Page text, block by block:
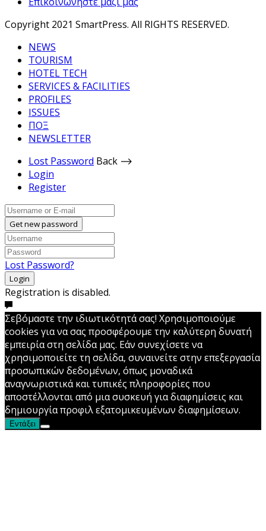
Copyright 2021 SmartPress. All RIGHTS RESERVED.
NEWS
TOURISM
HOTEL TECH
SERVICES & FACILITIES
PROFILES
ISSUES
ΠΟΞ
NEWSLETTER
Lost Password Back ⟶
Login
Register
Get new password
Lost Password?
Login
Registration is disabled.
Σεβόμαστε την ιδιωτικότητά σας! Χρησιμοποιούμε
cookies για να σας προσφέρουμε την καλύτερη δυνατή
εμπειρία στη σελίδα μας. Εάν συνεχίσετε να
χρησιμοποιείτε τη σελίδα, συναινείτε στην επεξεργασία
προσωπικών δεδομένων, όπως μοναδικά
αναγνωριστικά και τυπικές πληροφορίες που
αποστέλλονται από μια συσκευή για διαφημίσεις και
δημιουργία προφιλ εξατομικευμένων διαφημίσεων.
Εντάξει